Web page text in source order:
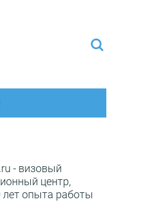
- визовый
центр,
лет опыта работы